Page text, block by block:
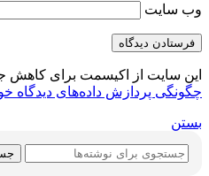
وب‌ سایت
این سایت از اکیسمت برای کاهش
چگونگی پردازش داده‌های دیدگاه
بستن